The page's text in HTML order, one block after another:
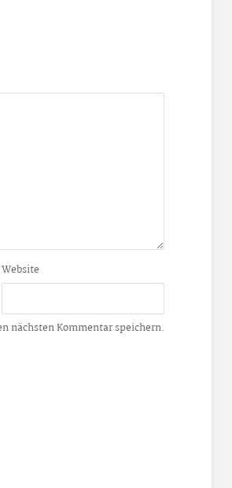
Website
nächsten Kommentar speichern.